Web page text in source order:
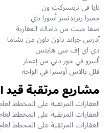
نايا في ديستركت ون
جميرا ريزيدنسز أسورا باي
صفا جيت من داماك العقارية
آدرس جراند داون تاون من نشاما
دي آي إف سي هايتس
ألبيرو في خور دبي من إعمار
فلل بالاس أوسترا في الواحة
مشاريع مرتقبة قيد
العقارات المرتقبة على المخطط لعام 2026 في دبي
العقارات المرتقبة على المخطط لعام 2027 في
العقارات المرتقبة على المخطط لعام 2028 في دبي